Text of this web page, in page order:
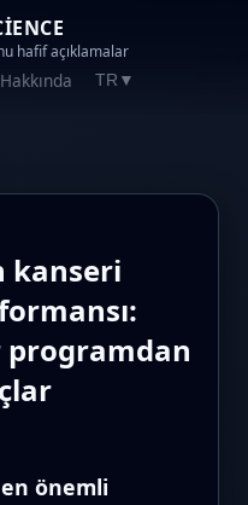
hafif açıklamalar
Hakkında TR ▼
kanseri
önemli